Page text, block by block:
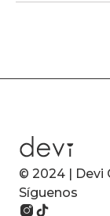
© 2024 | Devi
Síguenos